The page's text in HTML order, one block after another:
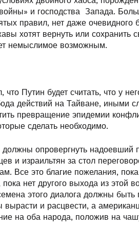
и господства Запада.
правил, нет даже очевидного
хотят вернуть или сохранить
немыслимое возможным.
Путин будет считать, что у
действий на Тайване, иными
превращение эпидемии
сделать необходимо.
опровергнуть надоевший
и израильтян за стол
Все это благие пожелания,
нет другого выхода из этой
этого диалога должны быть
вырасти и расцвести, а
на оба народа, положив на